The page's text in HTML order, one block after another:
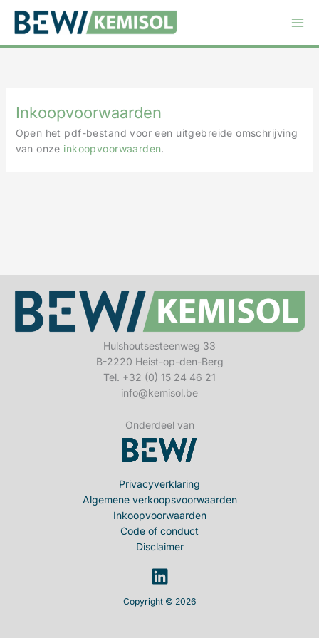
naar
Inkoopvoorwaarden
Open het pdf-bestand voor een uitgebreide omschrijving
van onze inkoopvoorwaarden.
Hulshoutsesteenweg 33
B-2220 Heist-op-den-Berg
Tel. +32 (0) 15 24 46 21
info@kemisol.be
Onderdeel van
Privacyverklaring
Algemene verkoopsvoorwaarden
Inkoopvoorwaarden
Code of conduct
Disclaimer
Copyright © 2026